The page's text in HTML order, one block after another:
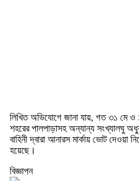
লিখিত অভিযোগে জানা যায়, গত ৩১ মে ও
শহরের পালপাড়াসহ অন্যান্য সংখ্যালঘু
বাহিনী দ্বারা আনারস মার্কায় ভোট দেওয়া
হয়েছে।
বিজ্ঞাপন